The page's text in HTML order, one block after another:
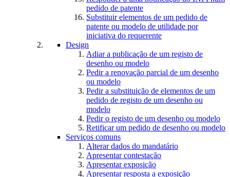
pedido de patente
Substituir elementos de um pedido de
patente ou modelo de utilidade por
iniciativa do requerente
Design
Adiar a publicação de um registo de
desenho ou modelo
Pedir a renovação parcial de um desenho
ou modelo
Pedir a substituição de elementos de um
pedido de registo de um desenho ou
modelo
Pedir o registo de um desenho ou modelo
Retificar um pedido de desenho ou modelo
Serviços comuns
Alterar dados do mandatário
Apresentar contestação
Apresentar exposição
Apresentar resposta a exposição